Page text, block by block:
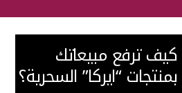
كيف ترفع مبيعاتك
بمنتجات “ايركا” السحرية؟